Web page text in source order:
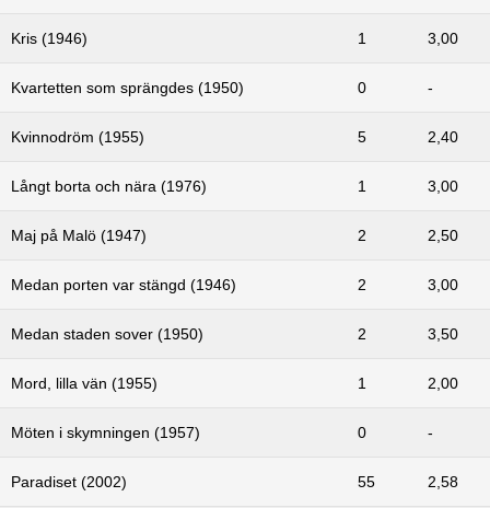
Kris (1946) 1 3,00
Kvartetten som sprängdes (1950) 0 -
Kvinnodröm (1955) 5 2,40
Långt borta och nära (1976) 1 3,00
Maj på Malö (1947) 2 2,50
Medan porten var stängd (1946) 2 3,00
Medan staden sover (1950) 2 3,50
Mord, lilla vän (1955) 1 2,00
Möten i skymningen (1957) 0 -
Paradiset (2002) 55 2,58